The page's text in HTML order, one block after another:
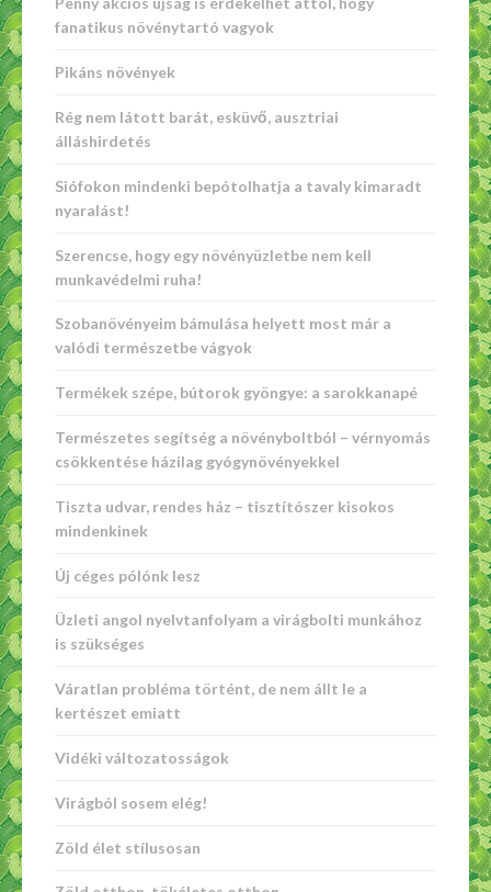
fanatikus növénytartó vagyok
Pikáns növények
Rég nem látott barát, esküvő, ausztriai
álláshirdetés
Siófokon mindenki bepótolhatja a tavaly kimaradt
nyaralást!
Szerencse, hogy egy növényüzletbe nem kell
munkavédelmi ruha!
Szobanövényeim bámulása helyett most már a
valódi természetbe vágyok
Termékek szépe, bútorok gyöngye: a sarokkanapé
Természetes segítség a növényboltból – vérnyomás
csökkentése házilag gyógynövényekkel
Tiszta udvar, rendes ház – tisztítószer kisokos
mindenkinek
Új céges pólónk lesz
Üzleti angol nyelvtanfolyam a virágbolti munkához
is szükséges
Váratlan probléma történt, de nem állt le a
kertészet emiatt
Vidéki változatosságok
Virágból sosem elég!
Zöld élet stílusosan